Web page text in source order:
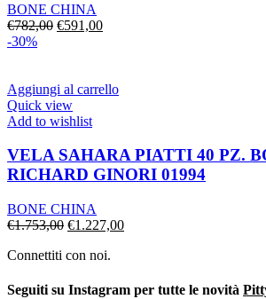
BONE CHINA
€782,00 Il
€782,00.
€591,00Il
€591,00.
-30%
Aggiungi al carrello
Quick view
Add to wishlist
VELA SAHARA PIATTI 40 PZ.
RICHARD GINORI 01994
BONE CHINA
€1.753,00 Il
originale
€1.753,00.
€1.227,00Il
€1.227,00.
Connettiti con noi.
Seguiti su Instagram per tutte le novità